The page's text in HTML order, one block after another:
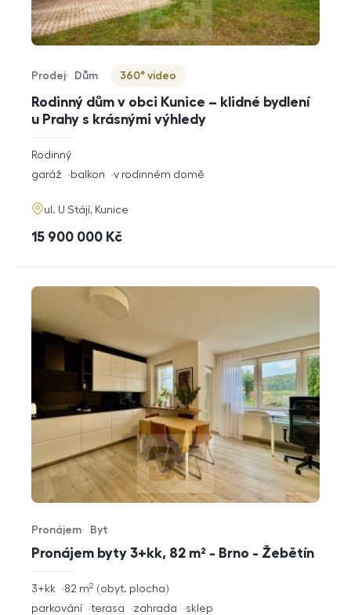
Rodinný dům v obci Kunice – klidné bydlení
u Prahy s krásnými výhledy
Typ nabídky
Prodej
Typ nemovitosti
Dům
Virtuální prohlídka
360° video
rozměry
dispozice
Rodinný
funkce
garáž balkon v rodinném domě
adresa
ul. U Stájí, Kunice
cena
15 900 000 Kč
Pronájem byty 3+kk, 82 m² - Brno - Žebětín
Typ nabídky
Pronájem
Typ nemovitosti
Byt
rozměry
dispozice
3+kk obyt. plocha
82 m2
funkce
parkování terasa zahrada sklep